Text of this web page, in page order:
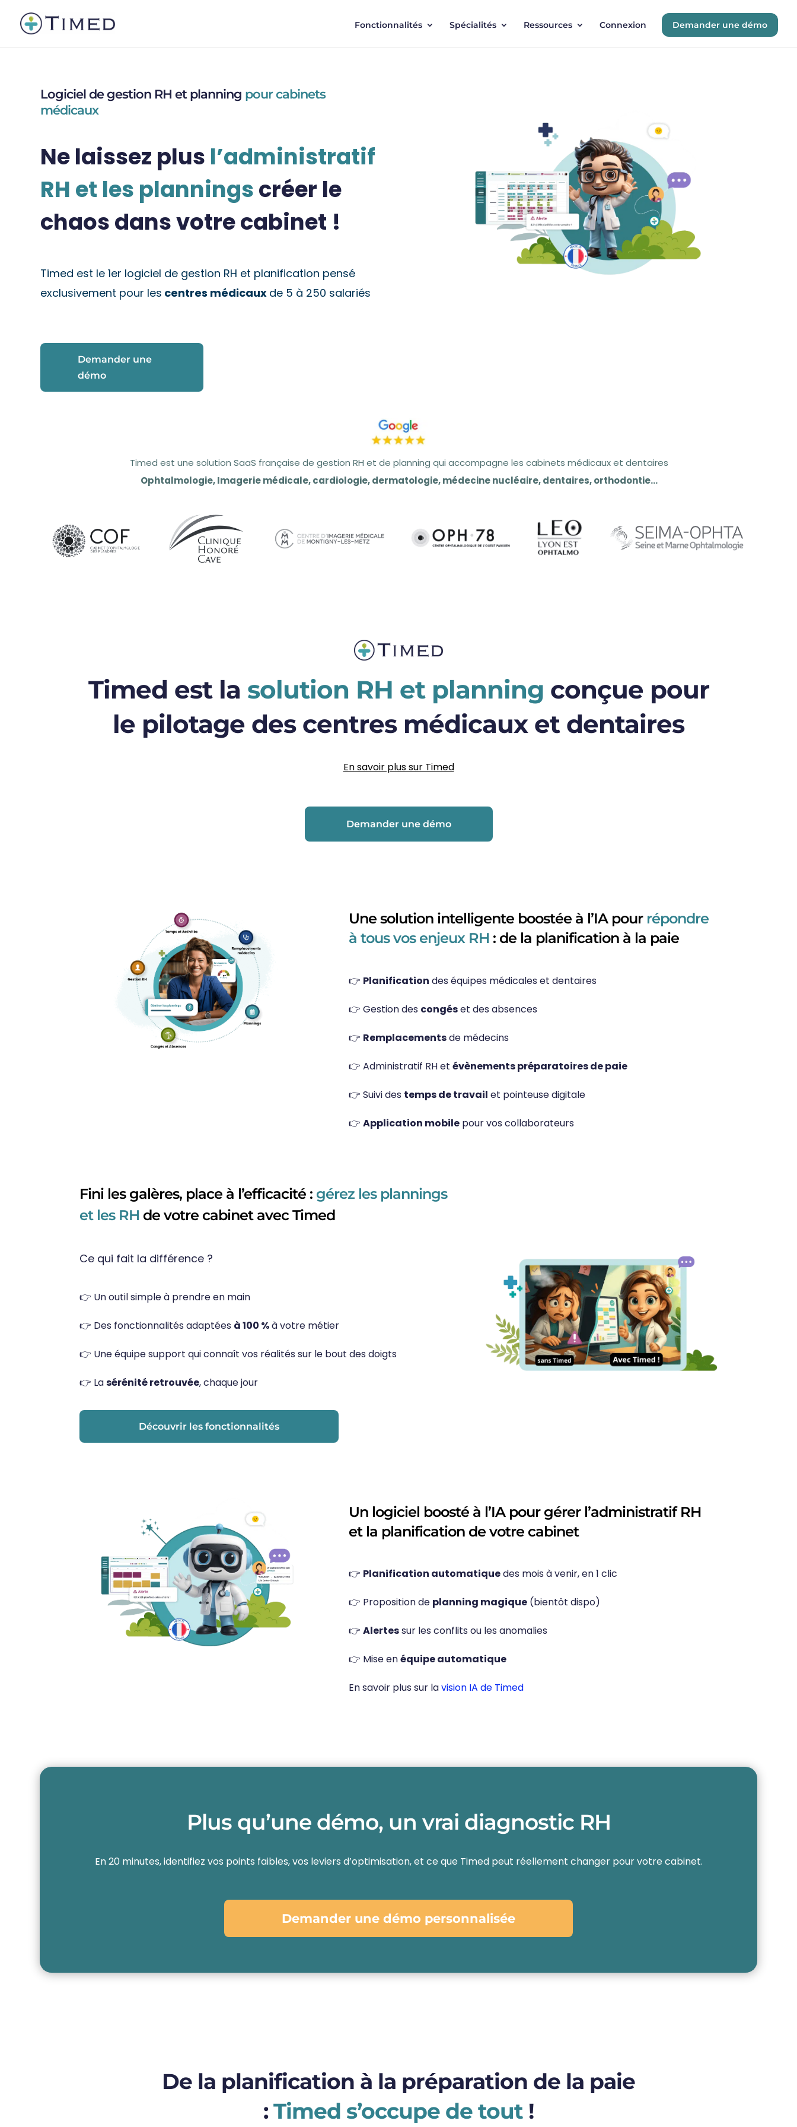
Fonctionnalités Spécialités Ressources Connexion Demander une démo
Logiciel de gestion RH et planning pour cabinets
médicaux
Ne laissez plus l’administratif
RH et les planningscréer le
chaos dans votre cabinet !
Timed est le 1er logiciel de gestion RH et planification pensé
exclusivement pour les centres médicaux de 5 à 250 salariés
Demander une
démo
Timed est une solution SaaS française de gestion RH et de planning qui accompagne les cabinets médicaux et dentaires
Ophtalmologie, Imagerie médicale, cardiologie, dermatologie, médecine nucléaire, dentaires, orthodontie…
Timed est la solution RH et planning conçue pour
le pilotage des centres médicaux et dentaires
En savoir plus sur Timed
Demander une démo
Une solution intelligente boostée à l’IA pour répondre
à tous vos enjeux RH : de la planification à la paie
👉 Planification des équipes médicales et dentaires
👉 Gestion des congéset des absences
👉 Remplacementsde médecins
👉 Administratif RH etévènements préparatoires de paie
👉 Suivi des temps de travail et pointeuse digitale
👉Application mobile pour vos collaborateurs
Fini les galères, place à l’efficacité : gérez les plannings
et les RH de votre cabinet avec Timed
Ce qui fait la différence ?
👉 Un outil simple à prendre en main
👉 Des fonctionnalités adaptées à 100 %à votre métier
👉 Une équipe support qui connaît vos réalités sur le bout des doigts
👉 Lasérénité retrouvée, chaque jour
Découvrir les fonctionnalités
Un logiciel boosté à l’IA pour gérer l’administratif RH
et la planification de votre cabinet
👉 Planification automatiquedes mois à venir, en 1 clic
👉 Proposition de planning magique (bientôt dispo)
👉Alertessur les conflits ou les anomalies
👉 Mise enéquipe automatique
En savoir plus sur lavision IA de Timed
Plus qu’une démo, un vrai diagnostic RH
En 20 minutes, identifiez vos points faibles, vos leviers d’optimisation, et ce que Timed peut réellement changer pour votre cabinet.
Demander une démo personnalisée
De la planification à la préparation de la paie
:Timed s’occupe de tout!